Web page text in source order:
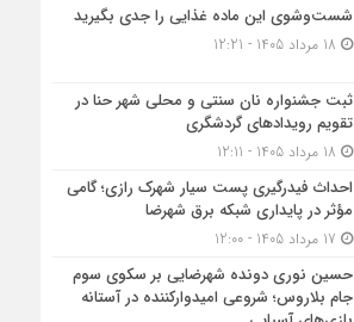
شست‌وشوی این ماده غذایی را جدی بگیرید
ثبت جشنواره نان سنتی و محلی شهر حنا در
تقویم رویداد‌های گردشگری
احداث فیدرگیری پست سیار شهرک رازی؛ گامی
مؤثر در پایداری شبکه برق شهرضا
حسین نوری دونده شهرضایی بر سکوی سوم
جام بلاروس؛ شروعی امیدوارکننده در آستانه